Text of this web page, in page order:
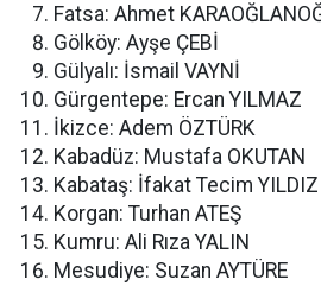
Fatsa: Ahmet
Gölköy: Ayşe ÇEBİ
Gülyalı: İsmail VAYNİ
Gürgentepe: Ercan YILMAZ
İkizce: Adem ÖZTÜRK
Kabadüz: Mustafa OKUTAN
Kabataş: İfakat Tecim YILDIZ
Korgan: Turhan ATEŞ
Kumru: Ali Rıza YALIN
Mesudiye: Suzan AYTÜRE